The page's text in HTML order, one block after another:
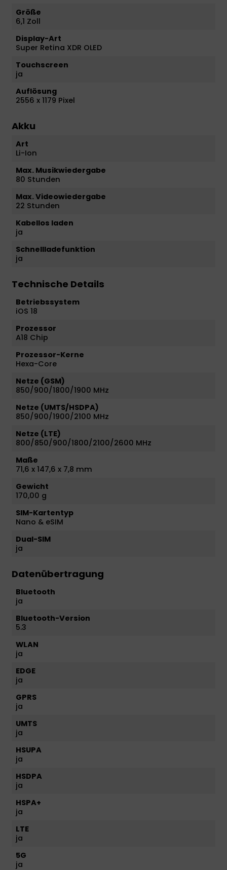
Größe
6,1 Zoll
Display-Art
Super Retina XDR OLED
Touchscreen
ja
Auflösung
2556 x 1179 Pixel
Akku
Art
Li-Ion
Max. Musikwiedergabe
80 Stunden
Max. Videowiedergabe
22 Stunden
Kabellos laden
ja
Schnellladefunktion
ja
Technische Details
Betriebssystem
iOS 18
Prozessor
A18 Chip
Prozessor-Kerne
Hexa-Core
Netze (GSM)
850/900/1800/1900 MHz
Netze (UMTS/HSDPA)
850/900/1900/2100 MHz
Netze (LTE)
800/850/900/1800/2100/2600 MHz
Maße
71,6 x 147,6 x 7,8 mm
Gewicht
170,00 g
SIM-Kartentyp
Nano & eSIM
Dual-SIM
ja
Datenübertragung
Bluetooth
ja
Bluetooth-Version
5.3
WLAN
ja
EDGE
ja
GPRS
ja
UMTS
ja
HSUPA
ja
HSDPA
ja
HSPA+
ja
LTE
ja
5G
ja